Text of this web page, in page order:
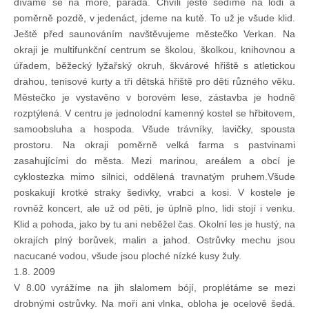
poměrně pozdě, v jedenáct, jdeme na kutě. To už je všude klid.
Ještě před saunováním navštěvujeme městečko Verkan. Na
okraji je multifunkční centrum se školou, školkou, knihovnou a
úřadem, běžecký lyžařský okruh, škvárové hřiště s atletickou
drahou, tenisové kurty a tři dětská hřiště pro děti různého věku.
Městečko je vystavěno v borovém lese, zástavba je hodně
rozptýlená. V centru je jednolodní kamenný kostel se hřbitovem,
samoobsluha a hospoda. Všude trávníky, lavičky, spousta
prostoru. Na okraji poměrně velká farma s pastvinami
zasahujícími do města. Mezi marinou, areálem a obcí je
cyklostezka mimo silnici, oddělená travnatým pruhem.Všude
poskakují krotké straky šedivky, vrabci a kosi. V kostele je
rovněž koncert, ale už od pěti, je úplně plno, lidi stojí i venku.
Klid a pohoda, jako by tu ani neběžel čas. Okolní les je hustý, na
okrajích plný borůvek, malin a jahod. Ostrůvky mechu jsou
nacucané vodou, všude jsou ploché nízké kusy žuly.
1.8. 2009
V 8.00 vyrážíme na jih slalomem bójí, proplétáme se mezi
drobnými ostrůvky. Na moři ani vlnka, obloha je ocelově šedá.